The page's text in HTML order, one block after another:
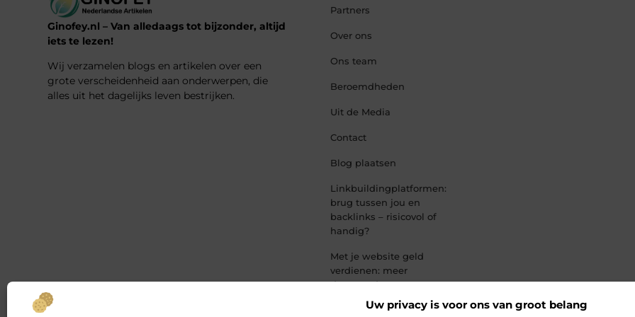
Uw privacy is voor ons van groot belang
Ginofey.nl – Van alledaags tot bijzonder, altijd
iets te lezen!
Wij verzamelen blogs en artikelen over een
grote verscheidenheid aan onderwerpen, die
alles uit het dagelijks leven bestrijken.
Partners
Over ons
Ons team
Beroemdheden
Uit de Media
Contact
Blog plaatsen
Linkbuildingplatformen:
brug tussen jou en
backlinks – risicovol of
handig?
Met je website geld
verdienen: meer
dan een droom,
een slimme
strategie